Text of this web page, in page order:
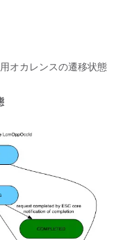
オカレンスの遷移状態